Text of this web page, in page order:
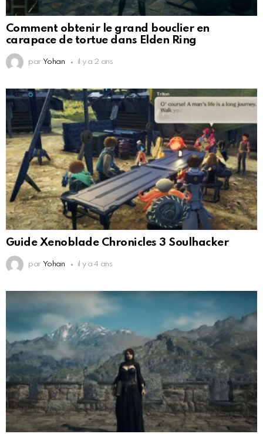
Comment obtenir le grand bouclier en
carapace de tortue dans Elden Ring
par Yohan il y a 2 ans
Guide Xenoblade Chronicles 3 Soulhacker
par Yohan il y a 4 ans